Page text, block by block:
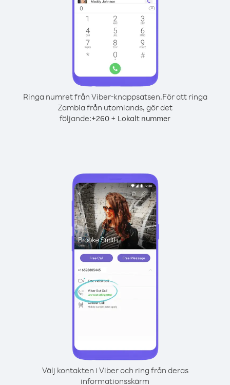
Ringa numret från Viber-knappsatsen.För att ringa
Zambia från utomlands, gör det
följande:+260 + Lokalt nummer
Välj kontakten i Viber och ring från deras
informationsskärm